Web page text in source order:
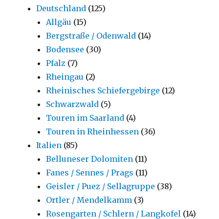
Deutschland (125)
Allgäu (15)
Bergstraße / Odenwald (14)
Bodensee (30)
Pfalz (7)
Rheingau (2)
Rheinisches Schiefergebirge (12)
Schwarzwald (5)
Touren im Saarland (4)
Touren in Rheinhessen (36)
Italien (85)
Belluneser Dolomiten (11)
Fanes / Sennes / Prags (11)
Geisler / Puez / Sellagruppe (38)
Ortler / Mendelkamm (3)
Rosengarten / Schlern / Langkofel (14)